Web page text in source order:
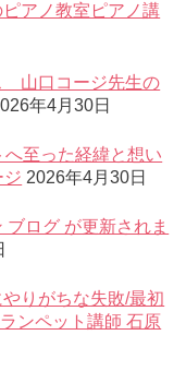
ピアノ教室ピアノ講
山口コージ先生の
年4月30日
至った経緯と想い
2026年4月30日
ログ が更新されま
りがちな失敗/最初
ンペット講師 石原